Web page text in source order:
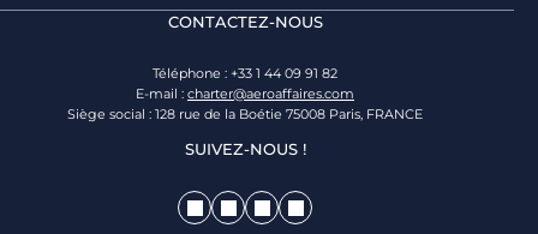
CONTACTEZ-NOUS
Téléphone : +33 1 44 09 91 82
E-mail : charter@aeroaffaires.com
Siège social : 128 rue de la Boétie 75008 Paris, FRANCE
SUIVEZ-NOUS !